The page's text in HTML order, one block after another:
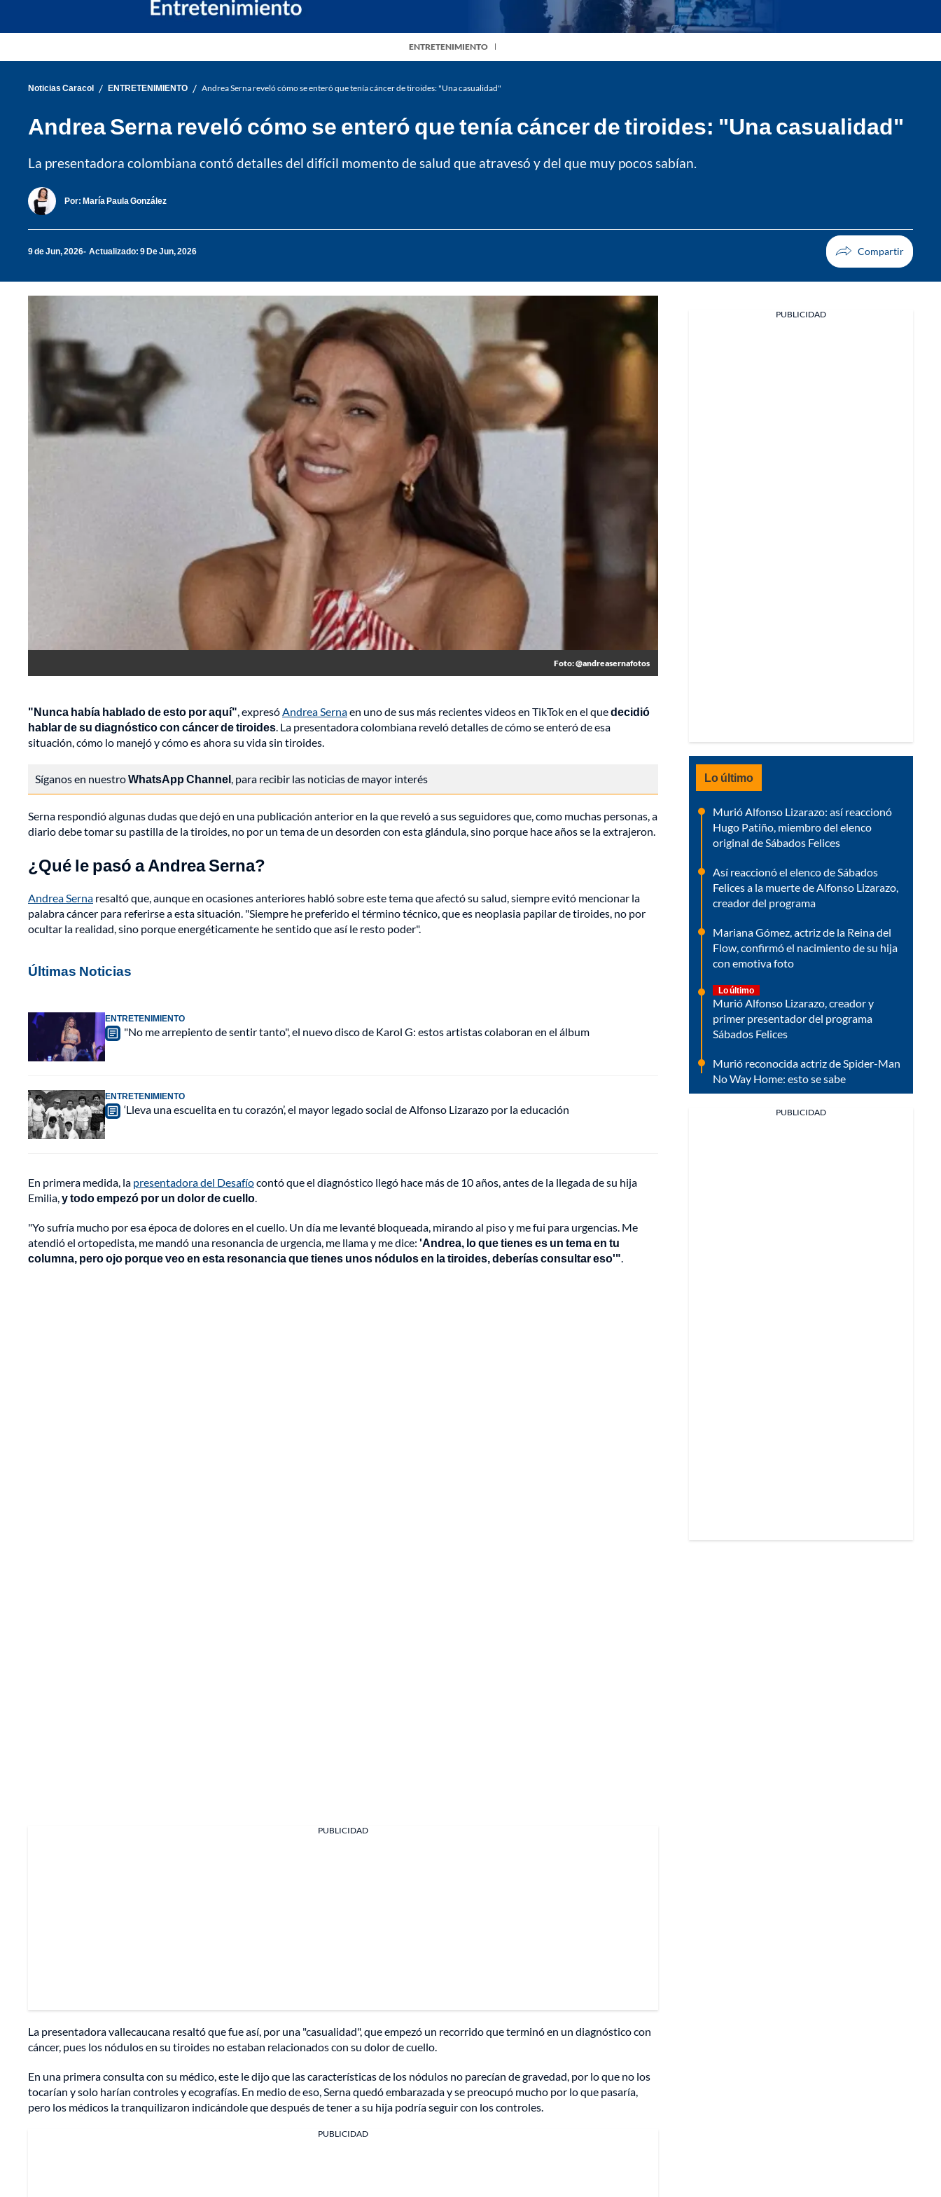
ENTRETENIMIENTO
Noticias Caracol / ENTRETENIMIENTO / Andrea Serna reveló cómo se enteró que tenía cáncer de tiroides: "Una casualidad"
Andrea Serna reveló cómo se enteró que tenía cáncer de tiroides: "Una casualidad"
La presentadora colombiana contó detalles del difícil momento de salud que atravesó y del que muy pocos sabían.
Por: María Paula González
9 de Jun, 2026 Actualizado: 9 De Jun, 2026
Foto: @andreasernafotos
"Nunca había hablado de esto por aquí", expresóAndrea Sernaen uno de sus más recientes videos en TikTok en el quedecidió
hablar de su diagnóstico con cáncer de tiroides. La presentadora colombiana reveló detalles de cómo se enteró de esa
situación, cómo lo manejó y cómo es ahora su vida sin tiroides.
Síganos en nuestroWhatsApp Channel, para recibir las noticias de mayor interés
Serna respondió algunas dudas que dejó en una publicación anterior en la que reveló a sus seguidores que, como muchas personas, a
diario debe tomar su pastilla de la tiroides, no por un tema de un desorden con esta glándula, sino porque hace años se la extrajeron.
¿Qué le pasó a Andrea Serna?
Andrea Serna resaltó que, aunque en ocasiones anteriores habló sobre este tema que afectó su salud, siempre evitó mencionar la
palabra cáncer para referirse a esta situación. "Siempre he preferido el término técnico, que es neoplasia papilar de tiroides, no por
ocultar la realidad, sino porque energéticamente he sentido que así le resto poder".
Últimas Noticias
ENTRETENIMIENTO
"No me arrepiento de sentir tanto", el nuevo disco de Karol G: estos artistas colaboran en el álbum
ENTRETENIMIENTO
‘Lleva una escuelita en tu corazón’, el mayor legado social de Alfonso Lizarazo por la educación
En primera medida, la presentadora del Desafíocontó que el diagnóstico llegó hace más de 10 años, antes de la llegada de su hija
Emilia,y todo empezó por un dolor de cuello.
"Yo sufría mucho por esa época de dolores en el cuello. Un día me levanté bloqueada, mirando al piso y me fui para urgencias. Me
atendió el ortopedista, me mandó una resonancia de urgencia, me llama y me dice: 'Andrea, lo que tienes es un tema en tu
columna, pero ojo porque veo en esta resonancia que tienes unos nódulos en la tiroides, deberías consultar eso'".
PUBLICIDAD
La presentadora vallecaucana resaltó que fue así, por una "casualidad", que empezó un recorrido que terminó en un diagnóstico con
cáncer, pues los nódulos en su tiroides no estaban relacionados con su dolor de cuello.
En una primera consulta con su médico, este le dijo que las características de los nódulos no parecían de gravedad, por lo que no los
tocarían y solo harían controles y ecografías. En medio de eso, Serna quedó embarazada y se preocupó mucho por lo que pasaría,
pero los médicos la tranquilizaron indicándole que después de tener a su hija podría seguir con los controles.
PUBLICIDAD
PUBLICIDAD
Lo último
Murió Alfonso Lizarazo: así reaccionó
Hugo Patiño, miembro del elenco
original de Sábados Felices
Así reaccionó el elenco de Sábados
Felices a la muerte de Alfonso Lizarazo,
creador del programa
Mariana Gómez, actriz de la Reina del
Flow, confirmó el nacimiento de su hija
con emotiva foto
Lo último
Murió Alfonso Lizarazo, creador y
primer presentador del programa
Sábados Felices
Murió reconocida actriz de Spider-Man
No Way Home: esto se sabe
PUBLICIDAD